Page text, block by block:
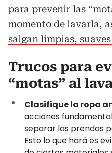
para prevenir las
momento de lavarla,
salgan limpias,
Trucos para
“motas” al
Clasifique la ropa
acciones
separar las prendas
Esto lo que hará es